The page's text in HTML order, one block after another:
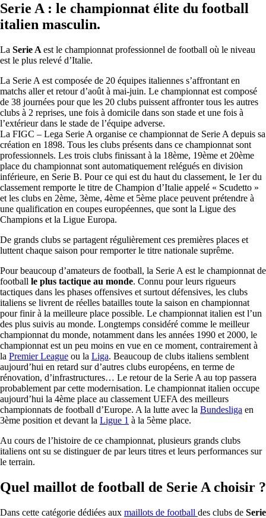
Serie A : le championnat élite du football
italien masculin.
La Serie A est le championnat professionnel de football où le niveau
est le plus relevé d’Italie.
La Serie A est composée de 20 équipes italiennes s’affrontant en
matchs aller et retour d’août à mai-juin. Le championnat est composé
de 38 journées pour que les 20 clubs puissent affronter tous les autres
clubs à 2 reprises, une fois à domicile dans son stade et une fois à
l’extérieur dans le stade de l’équipe adverse.
La FIGC – Lega Serie A organise ce championnat de Serie A depuis sa
création en 1898. Tous les clubs présents dans ce championnat sont
professionnels. Les trois clubs finissant à la 18ème, 19ème et 20ème
place du championnat sont automatiquement relégués en division
inférieure, en Serie B. Pour ce qui est du haut du classement, le 1er du
classement remporte le titre de Champion d’Italie appelé « Scudetto »
et les clubs en 2ème, 3ème, 4ème et 5ème place peuvent prétendre à
une qualification en coupes européennes, que sont la Ligue des
Champions et la Ligue Europa.
De grands clubs se partagent régulièrement ces premières places et
luttent chaque saison pour remporter le titre nationale suprême.
Pour beaucoup d’amateurs de football, la Serie A est le championnat de
football le plus tactique au monde. Connu pour leurs rigueurs
tactiques dans les phases offensives et surtout défensives, les clubs
italiens se livrent de réelles batailles toute la saison en championnat
pour finir à la meilleure place possible. Le championnat italien est l’un
des plus suivis au monde. Longtemps considéré comme le meilleur
championnat du monde, notamment dans les années 1990 et 2000, le
championnat est un peu moins en vue en ce moment, contrairement à
la Premier League ou la Liga. Beaucoup de clubs italiens semblent
aujourd’hui en retard sur d’autres clubs européens, en terme de
rénovation, d’infrastructures… Le retour de la Serie A au top passera
probablement par cette modernisation. Le championnat italien occupe
aujourd’hui la 4ème place au classement UEFA des meilleurs
championnats de football d’Europe. A la lutte avec la Bundesliga en
3ème position et devant la Ligue 1 à la 5ème place.
Au cours de l’histoire de ce championnat, plusieurs grands clubs
italiens ont su se distinguer de par leurs titres et leurs performances sur
le terrain.
Quel maillot de football de Serie A choisir ?
Dans cette catégorie dédiées aux maillots de football des clubs de Serie